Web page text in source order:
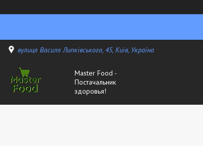
вулиця Василя Липківського, 45, Київ, Україна
Master Food -
Постачальник
здоровья!